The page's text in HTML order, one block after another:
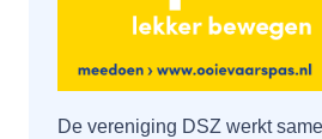
De vereniging DSZ werkt